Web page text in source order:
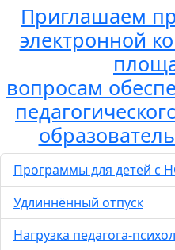
Приглашаем
электронной
вопросам
Программы для детей с
Удлиннённый отпуск
Нагрузка педагога-